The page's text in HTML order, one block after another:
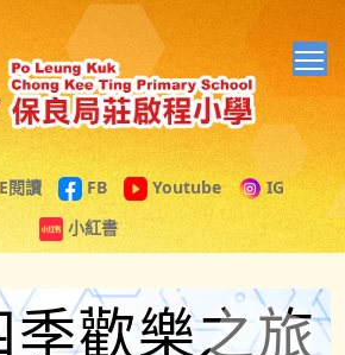
閱讀 FB Youtube
IG
小紅書
季歡樂之旅